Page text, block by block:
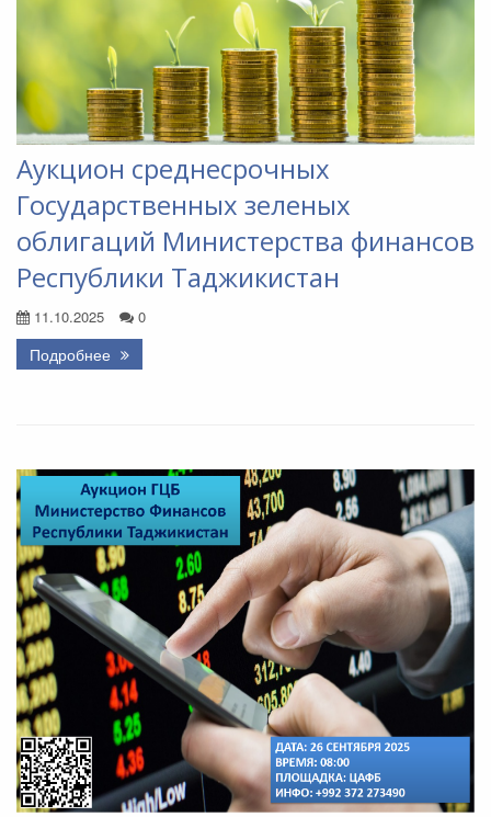
Аукцион среднесрочных
Государственных зеленых
облигаций Министерства финансов
Республики Таджикистан
11.10.2025 0
Подробнее